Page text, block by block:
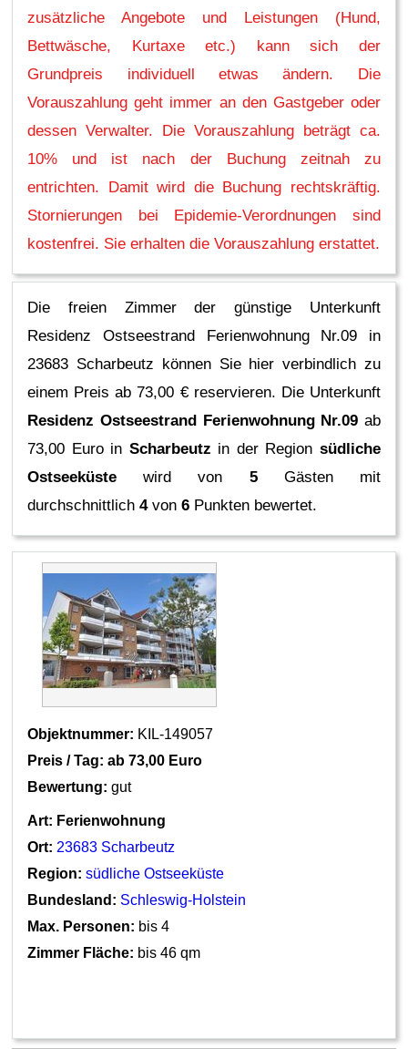
zusätzliche Angebote und Leistungen (Hund,
Bettwäsche, Kurtaxe etc.) kann sich der
Grundpreis individuell etwas ändern. Die
Vorauszahlung geht immer an den Gastgeber oder
dessen Verwalter. Die Vorauszahlung beträgt ca.
10% und ist nach der Buchung zeitnah zu
entrichten. Damit wird die Buchung rechtskräftig.
Stornierungen bei Epidemie-Verordnungen sind
kostenfrei. Sie erhalten die Vorauszahlung erstattet.
Die freien Zimmer der günstige Unterkunft
Residenz Ostseestrand Ferienwohnung Nr.09 in
23683 Scharbeutz können Sie hier verbindlich zu
einem Preis ab 73,00 € reservieren. Die Unterkunft
Residenz Ostseestrand Ferienwohnung Nr.09 ab
73,00 Euro in Scharbeutz in der Region südliche
Ostseeküste wird von 5Gästen mit
durchschnittlich4von6 Punkten bewertet.
Objektnummer: KIL-149057
Preis / Tag: ab 73,00 Euro
Bewertung: gut
Art: Ferienwohnung
Ort: 23683 Scharbeutz
Region: südliche Ostseeküste
Bundesland: Schleswig-Holstein
Max. Personen: bis 4
Zimmer Fläche: bis 46 qm